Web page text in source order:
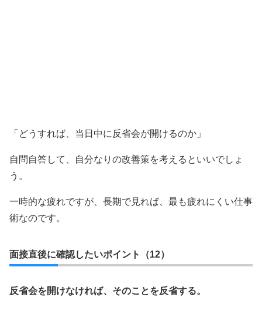
「どうすれば、当日中に反省会が開けるのか」
自問自答して、自分なりの改善策を考えるといいでしょ
う。
一時的な疲れですが、長期で見れば、最も疲れにくい仕事
術なのです。
面接直後に確認したいポイント（12）
反省会を開けなければ、そのことを反省する。